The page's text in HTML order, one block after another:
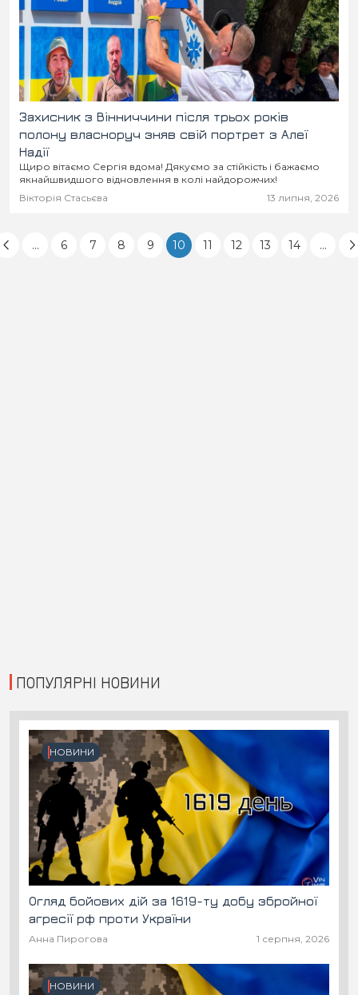
Захисник з Вінниччини після трьох років
полону власноруч зняв свій портрет з Алеї
Надії
Щиро вітаємо Сергія вдома! Дякуємо за стійкість і бажаємо
якнайшвидшого відновлення в колі найдорожчих!
Вікторія Стасьєва
13 липня, 2026
... 6 7 8 9 10 11 12 13 14 ...
ПОПУЛЯРНІ НОВИНИ
НОВИНИ
Огляд бойових дій за 1619-ту добу збройної
агресії рф проти України
Анна Пирогова 1 серпня, 2026
НОВИНИ